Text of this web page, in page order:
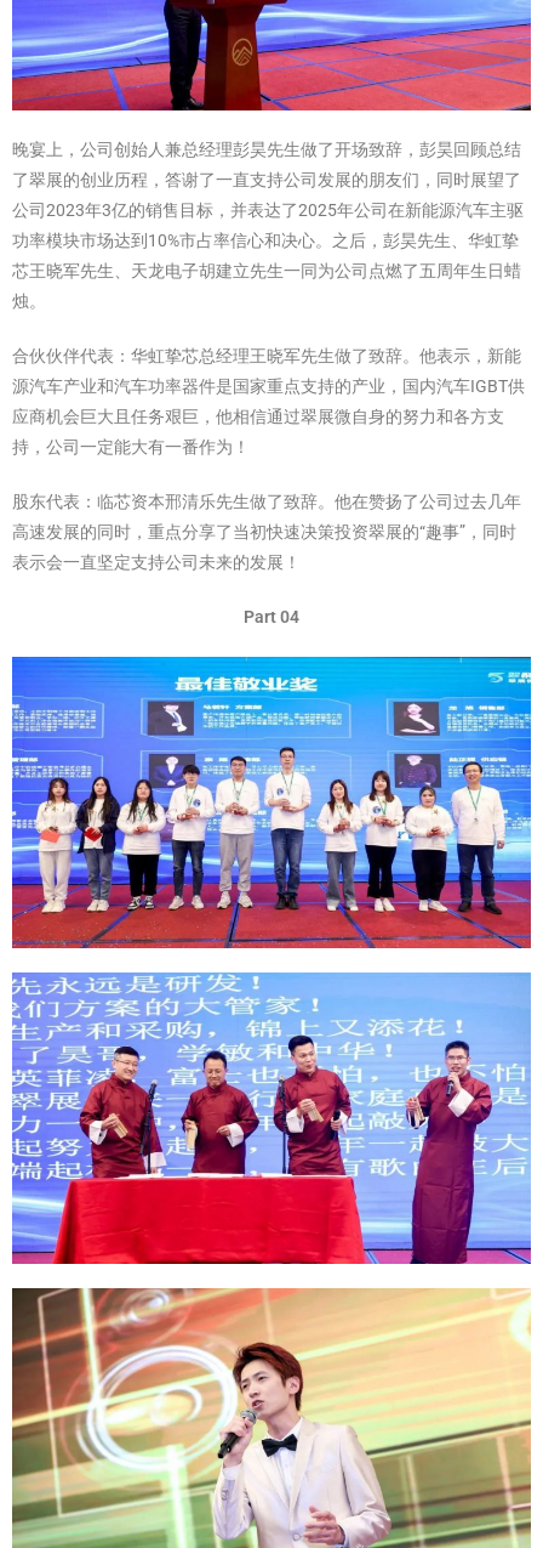
晚宴上，公司创始人兼总经理彭昊先生做了开场致辞，彭昊回顾总结
了翠展的创业历程，答谢了一直支持公司发展的朋友们，同时展望了
公司2023年3亿的销售目标，并表达了2025年公司在新能源汽车主驱
功率模块市场达到10%市占率信心和决心。之后，彭昊先生、华虹挚
芯王晓军先生、天龙电子胡建立先生一同为公司点燃了五周年生日蜡
烛。
合伙伙伴代表：华虹挚芯总经理王晓军先生做了致辞。他表示，新能
源汽车产业和汽车功率器件是国家重点支持的产业，国内汽车IGBT供
应商机会巨大且任务艰巨，他相信通过翠展微自身的努力和各方支
持，公司一定能大有一番作为！
股东代表：临芯资本邢清乐先生做了致辞。他在赞扬了公司过去几年
高速发展的同时，重点分享了当初快速决策投资翠展的“趣事”，同时
表示会一直坚定支持公司未来的发展！
Part 04